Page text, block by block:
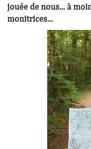
jouée de nous... à
monitrices...